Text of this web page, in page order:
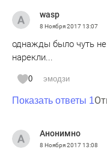
wasp
8 Ноября 201713:07
однажды было чуть
нарекли...
0 эмодзи
Показать ответы 1
Анонимно
8 Ноября 201713:08